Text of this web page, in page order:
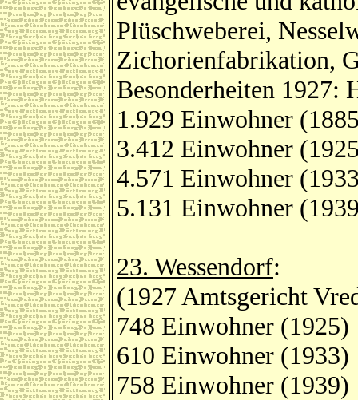
Plüschweberei,
Zichorienfabrikation,
Besonderheiten 1927:
1.929 Einwohner
3.412 Einwohner
4.571 Einwohner
5.131 Einwohner
23. Wessendorf:
(1927 Amtsgericht
748 Einwohner (1925)
610 Einwohner (1933)
758 Einwohner (1939)